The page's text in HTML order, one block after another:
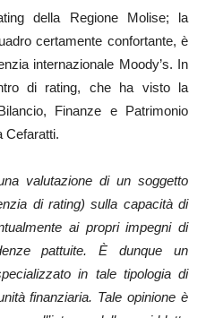
della Regione Molise; la
certamente confortante, è
internazionale Moody’s. In
di rating, che ha visto la
Finanze e Patrimonio
Cefaratti.
valutazione di un soggetto
di rating) sulla capacità di
ai propri impegni di
pattuite. È dunque un
in tale tipologia di
finanziaria. Tale opinione è